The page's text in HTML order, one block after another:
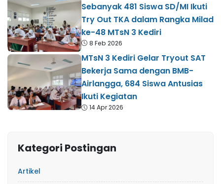
Sebanyak 481 Siswa SD/MI Ikuti
Try Out TKA dalam Rangka Milad
ke-48 MTsN 3 Kediri
8 Feb 2026
MTsN 3 Kediri Gelar Tryout SAT
Bekerja Sama dengan BMB-
Airlangga, 684 Siswa Antusias
Ikuti Kegiatan
14 Apr 2026
Kategori Postingan
Artikel